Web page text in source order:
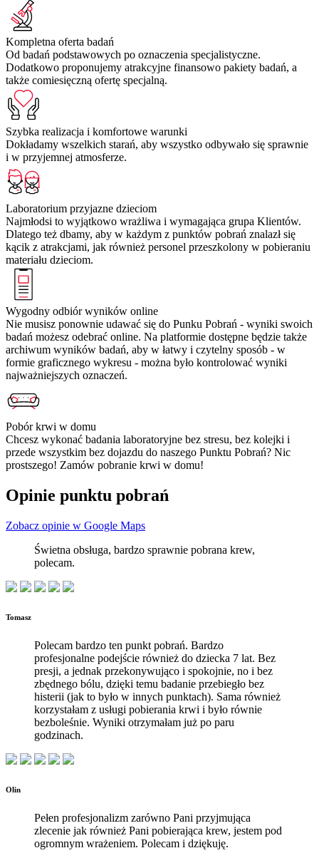
Kompletna oferta badań
Od badań podstawowych po oznaczenia specjalistyczne.
Dodatkowo proponujemy atrakcyjne finansowo pakiety badań, a
także comiesięczną ofertę specjalną.
Szybka realizacja i komfortowe warunki
Dokładamy wszelkich starań, aby wszystko odbywało się sprawnie
i w przyjemnej atmosferze.
Laboratorium przyjazne dzieciom
Najmłodsi to wyjątkowo wrażliwa i wymagająca grupa Klientów.
Dlatego też dbamy, aby w każdym z punktów pobrań znalazł się
kącik z atrakcjami, jak również personel przeszkolony w pobieraniu
materiału dzieciom.
Wygodny odbiór wyników online
Nie musisz ponownie udawać się do Punku Pobrań - wyniki swoich
badań możesz odebrać online. Na platformie dostępne będzie także
archiwum wyników badań, aby w łatwy i czytelny sposób - w
formie graficznego wykresu - można było kontrolować wyniki
najważniejszych oznaczeń.
Pobór krwi w domu
Chcesz wykonać badania laboratoryjne bez stresu, bez kolejki i
przede wszystkim bez dojazdu do naszego Punktu Pobrań? Nic
prostszego! Zamów pobranie krwi w domu!
Opinie punktu pobrań
Zobacz opinie w Google Maps
Świetna obsługa, bardzo sprawnie pobrana krew,
polecam.
Tomasz
Polecam bardzo ten punkt pobrań. Bardzo
profesjonalne podejście również do dziecka 7 lat. Bez
presji, a jednak przekonywująco i spokojnie, no i bez
zbędnego bólu, dzięki temu badanie przebiegło bez
histerii (jak to było w innych punktach). Sama również
korzystałam z usługi pobierania krwi i było równie
bezboleśnie. Wyniki otrzymałam już po paru
godzinach.
Olin
Pełen profesjonalizm zarówno Pani przyjmująca
zlecenie jak również Pani pobierająca krew, jestem pod
ogromnym wrażeniem. Polecam i dziękuję.